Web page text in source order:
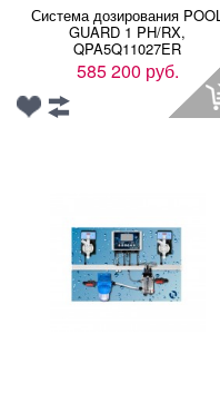
Система дозирования POOL
GUARD 1 PH/RX,
QPA5Q11027ER
585 200 руб.